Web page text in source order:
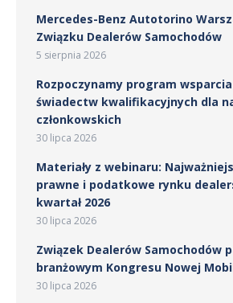
Mercedes-Benz Autotorino
Związku Dealerów Samochodów
5 sierpnia 2026
Rozpoczynamy program
świadectw kwalifikacyjnych dla
członkowskich
30 lipca 2026
Materiały z webinaru:
prawne i podatkowe rynku
kwartał 2026
30 lipca 2026
Związek Dealerów Samochodów
branżowym Kongresu Nowej
30 lipca 2026